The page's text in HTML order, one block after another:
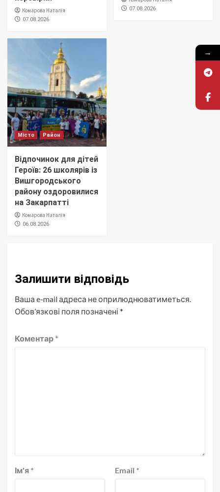
Комарова Наталія
07.08.2026
07.08.2026
Місто Район
Відпочинок для дітей
Героїв: 26 школярів із
Вишгородського
району оздоровилися
на Закарпатті
Комарова Наталія
06.08.2026
Залишити відповідь
Ваша e-mail адреса не оприлюднюватиметься.
Обов’язкові поля позначені *
Коментар *
Ім'я * Email *
→